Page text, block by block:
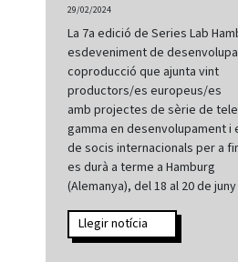
29/02/2024
La 7a edició de Series Lab
esdeveniment de
coproducció que ajunta vint
productors/es europeus/es
amb projectes de sèrie de
gamma en desenvolupament i
de socis internacionals per a
es durà a terme a Hamburg
(Alemanya), del 18 al 20 de
Llegir notícia